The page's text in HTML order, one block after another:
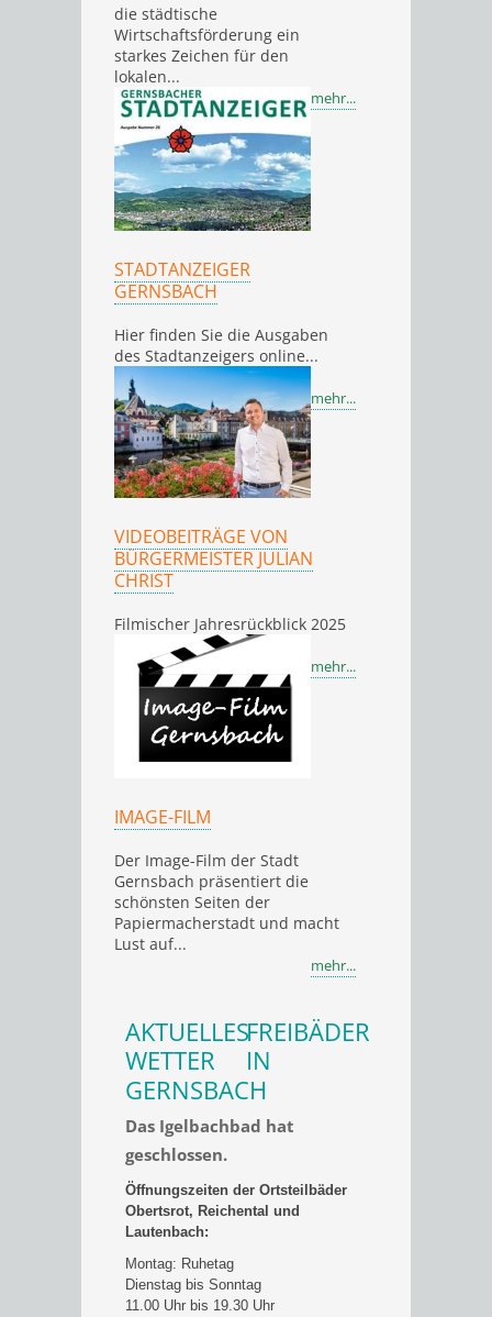
die städtische
Wirtschaftsförderung ein
starkes Zeichen für den
lokalen...
mehr...
STADTANZEIGER
GERNSBACH
Hier finden Sie die Ausgaben
des Stadtanzeigers online...
mehr...
VIDEOBEITRÄGE VON
BÜRGERMEISTER JULIAN
CHRIST
Filmischer Jahresrückblick 2025
mehr...
IMAGE-FILM
Der Image-Film der Stadt
Gernsbach präsentiert die
schönsten Seiten der
Papiermacherstadt und macht
Lust auf...
mehr...
AKTUELLES
WETTER
FREIBÄDER
IN
GERNSBACH
Das Igelbachbad hat
geschlossen.
Öffnungszeiten der Ortsteilbäder
Obertsrot, Reichental und
Lautenbach:
Montag: Ruhetag
Dienstag bis Sonntag
11.00 Uhr bis 19.30 Uhr